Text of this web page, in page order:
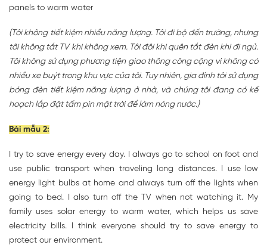
panels to warm water
(Tôi không tiết kiệm nhiều năng lượng. Tôi đi bộ đến trường, nhưng
tôi không tắt TV khi không xem. Tôi đôi khi quên tắt đèn khi đi ngủ.
Tôi không sử dụng phương tiện giao thông công cộng vì không có
nhiều xe buýt trong khu vực của tôi. Tuy nhiên, gia đình tôi sử dụng
bóng đèn tiết kiệm năng lượng ở nhà, và chúng tôi đang có kế
hoạch lắp đặt tấm pin mặt trời để làm nóng nước.)
Bài mẫu 2:
I try to save energy every day. I always go to school on foot and
use public transport when traveling long distances. I use low
energy light bulbs at home and always turn off the lights when
going to bed. I also turn off the TV when not watching it. My
family uses solar energy to warm water, which helps us save
electricity bills. I think everyone should try to save energy to
protect our environment.